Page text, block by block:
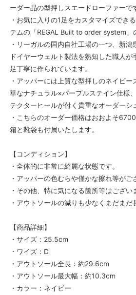
ーダー品の型押しスエードローファーで
・お気に入りの1足をカスタマイズでき
テムの「REGAL Built to order system」
・リーガルの国内自社工場の一つ、新
ドイヤーウェルト製法を熟知した職人
足丁寧に作られています。
・アッパーには上質な型押しのネイビ
華なナチュラル×パープルステイン仕様
テクターヒールが付く貴重なオーダーシ
・こちらのオーダー価格はおおよそ
箱と靴袋も付属いたします。
【コンディション】
・全体的に非常に綺麗な状態です。
・アッパーの色むらや僅かな擦れ等がご
・その他、特に気になる箇所等はござい
・アウトソールの減りも少なくまだまだ
【商品詳細】
・サイズ：25.5cm
・ワイズ：D
・アウトソール全長：約29.6cm
・アウトソール最大幅：約10.3cm
・カラー：ネイビー